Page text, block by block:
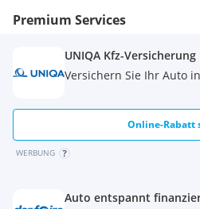
Insassenüberwachungssystem
Kabelloses Laden mit Kühlung
Large-Language-KI-
Premium Services
UNIQA Kfz-Versicherung
Versichern Sie Ihr Auto
Online-Rabatt
WERBUNG
Auto entspannt